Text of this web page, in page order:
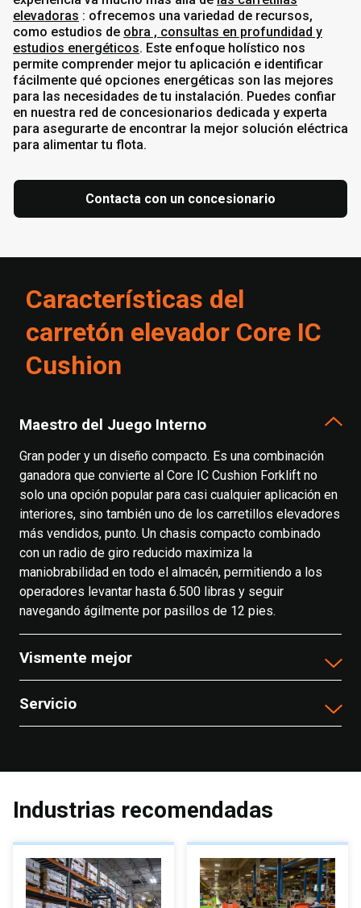
elevadoras : ofrecemos una variedad de recursos,
como estudios de obra , consultas en profundidad y
estudios energéticos. Este enfoque holístico nos
permite comprender mejor tu aplicación e identificar
fácilmente qué opciones energéticas son las mejores
para las necesidades de tu instalación. Puedes confiar
en nuestra red de concesionarios dedicada y experta
para asegurarte de encontrar la mejor solución eléctrica
para alimentar tu flota.
Contacta con un concesionario
Características del
carretón elevador Core IC
Cushion
Maestro del Juego Interno
Gran poder y un diseño compacto. Es una combinación
ganadora que convierte al Core IC Cushion Forklift no
solo una opción popular para casi cualquier aplicación en
interiores, sino también uno de los carretillos elevadores
más vendidos, punto. Un chasis compacto combinado
con un radio de giro reducido maximiza la
maniobrabilidad en todo el almacén, permitiendo a los
operadores levantar hasta 6.500 libras y seguir
navegando ágilmente por pasillos de 12 pies.
Vismente mejor
Servicio
Industrias recomendadas